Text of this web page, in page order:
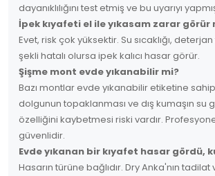
dayanıklılığını test etmiş ve bu uyarıyı
İpek kıyafeti el ile yıkasam zarar görür
Evet, risk çok yüksektir. Su sıcaklığı,
şekli hatalı olursa ipek kalıcı hasar görür.
Şişme mont evde yıkanabilir mi?
Bazı montlar evde yıkanabilir etiketine
dolgunun topaklanması ve dış kumaşın su
özelliğini kaybetmesi riski vardır.
güvenlidir.
Evde yıkanan bir kıyafet hasar gördü,
Hasarın türüne bağlıdır. Dry Anka'nın tadilat